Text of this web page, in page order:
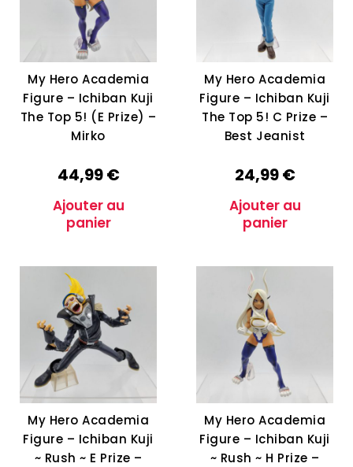
My Hero Academia
Figure – Ichiban Kuji
The Top 5! (E Prize) –
Mirko
44,99€
Ajouter au
panier
My Hero Academia
Figure – Ichiban Kuji
The Top 5! C Prize –
Best Jeanist
24,99€
Ajouter au
panier
My Hero Academia
Figure – Ichiban Kuji
~ Rush ~ E Prize –
My Hero Academia
Figure – Ichiban Kuji
~ Rush ~ H Prize –